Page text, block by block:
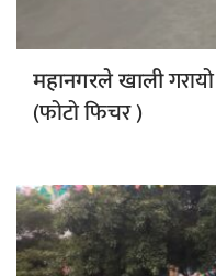
महानगरले खाली
(फोटो फिचर )